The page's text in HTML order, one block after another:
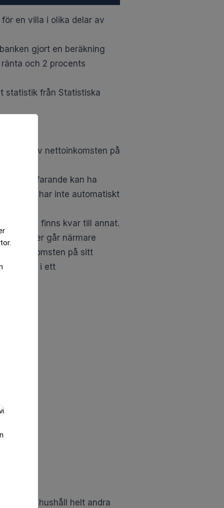
en villa i olika delar av
gjort en beräkning
och 2 procents
statistik från Statistiska
av nettoinkomsten på
de fortfarande kan ha
har inte automatiskt
som finns kvar till annat.
går närmare
av inkomsten på sitt
Bank, i ett
dessa hushåll helt andra